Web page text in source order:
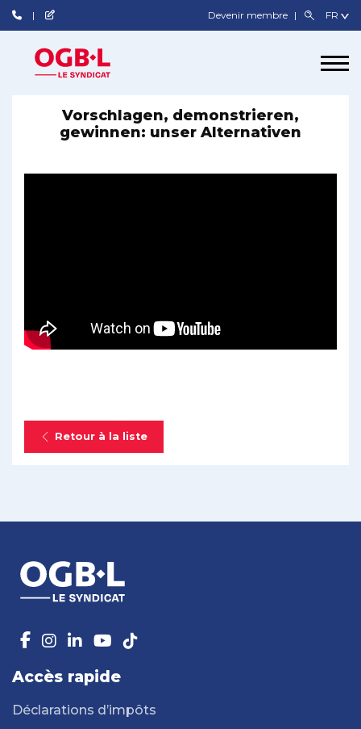
Devenir membre
Vorschlagen, demonstrieren,
gewinnen: unser Alternativen
Retour à la liste
Accès rapide
Déclarations d’impôts